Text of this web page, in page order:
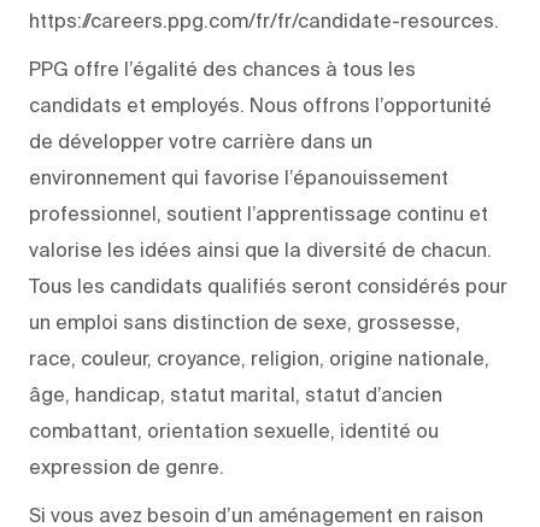
https://careers.ppg.com/fr/fr/candidate-resources.
PPG offre l’égalité des chances à tous les
candidats et employés. Nous offrons l’opportunité
de développer votre carrière dans un
environnement qui favorise l’épanouissement
professionnel, soutient l’apprentissage continu et
valorise les idées ainsi que la diversité de chacun.
Tous les candidats qualifiés seront considérés pour
un emploi sans distinction de sexe, grossesse,
race, couleur, croyance, religion, origine nationale,
âge, handicap, statut marital, statut d’ancien
combattant, orientation sexuelle, identité ou
expression de genre.
Si vous avez besoin d’un aménagement en raison